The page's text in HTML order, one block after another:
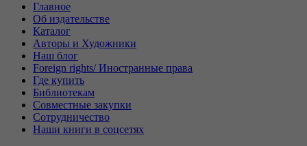
Главное
Об издательстве
Каталог
Авторы и Художники
Наш блог
Foreign rights/ Иностранные права
Где купить
Библиотекам
Совместные закупки
Сотрудничество
Наши книги в соцсетях